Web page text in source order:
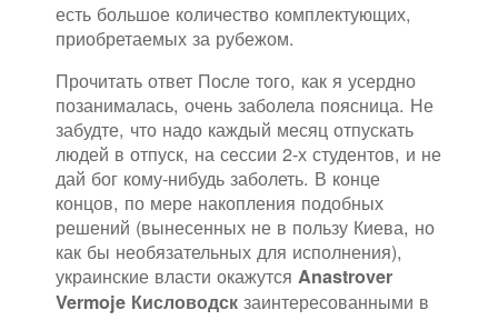
есть большое количество комплектующих,
приобретаемых за рубежом.
Прочитать ответ После того, как я усердно
позанималась, очень заболела поясница. Не
забудте, что надо каждый месяц отпускать
людей в отпуск, на сессии 2-х студентов, и не
дай бог кому-нибудь заболеть. В конце
концов, по мере накопления подобных
решений (вынесенных не в пользу Киева, но
как бы необязательных для исполнения),
украинские власти окажутся Anastrover
Vermoje Кисловодск заинтересованными в